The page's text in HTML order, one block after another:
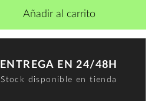
Añadir al carrito
ENTREGA EN 24/48H
Stock disponible en tienda